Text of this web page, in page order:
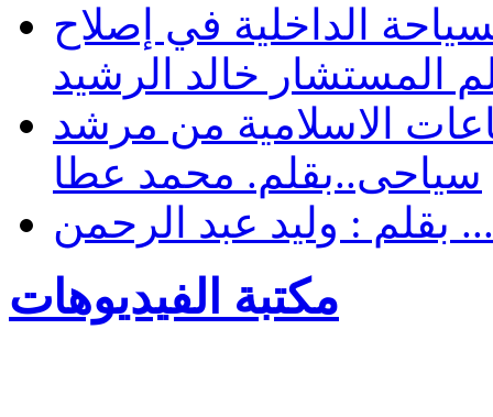
الداخلية في إصلاح
المستشار خالد الرشيد
الاسلامية من مرشد
سياحى..بقلم. محمد عطا
بقلم : وليد عبد الرحمن
مكتبة الفيديوهات